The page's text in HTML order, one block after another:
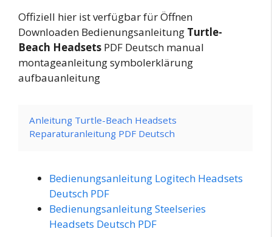
Offiziell hier ist verfügbar für Öffnen
Downloaden Bedienungsanleitung Turtle-
Beach Headsets PDF Deutsch manual
montageanleitung symbolerklärung
aufbauanleitung
Anleitung Turtle-Beach Headsets
Reparaturanleitung PDF Deutsch
Bedienungsanleitung Logitech Headsets
Deutsch PDF
Bedienungsanleitung Steelseries
Headsets Deutsch PDF